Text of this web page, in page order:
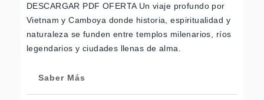
DESCARGAR PDF OFERTA Un viaje profundo por
Vietnam y Camboya donde historia, espiritualidad y
naturaleza se funden entre templos milenarios, ríos
legendarios y ciudades llenas de alma.
Saber Más